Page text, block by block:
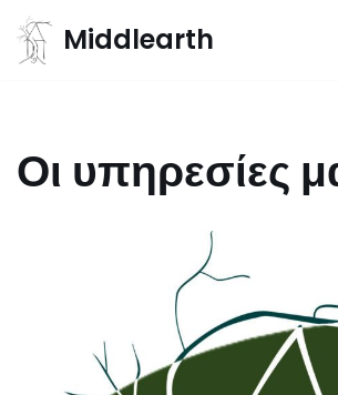
Μεταπηδήστε
Middlearth
Οι υπηρεσίες